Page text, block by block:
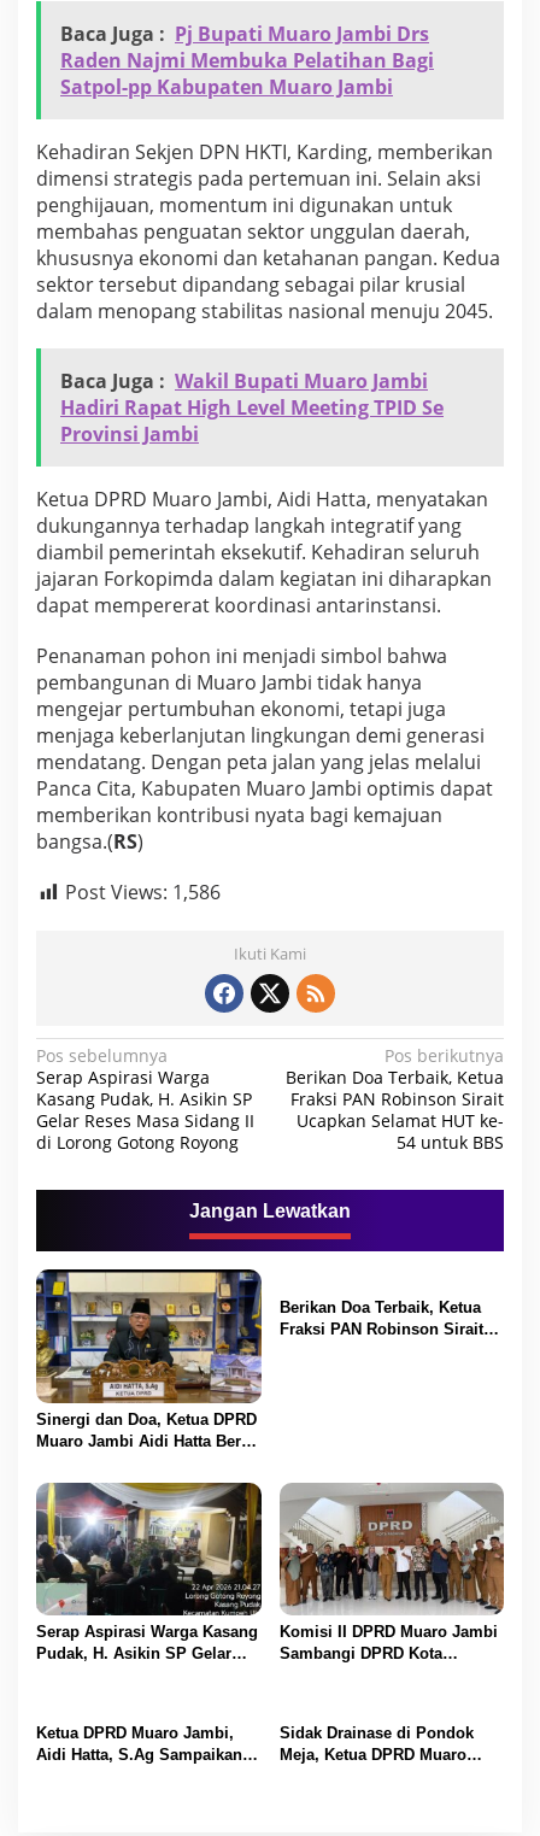
Baca Juga : Pj Bupati Muaro Jambi Drs
Raden Najmi Membuka Pelatihan Bagi
Satpol-pp Kabupaten Muaro Jambi
​Kehadiran Sekjen DPN HKTI, Karding, memberikan
dimensi strategis pada pertemuan ini. Selain aksi
penghijauan, momentum ini digunakan untuk
membahas penguatan sektor unggulan daerah,
khususnya ekonomi dan ketahanan pangan. Kedua
sektor tersebut dipandang sebagai pilar krusial
dalam menopang stabilitas nasional menuju 2045.
Baca Juga : Wakil Bupati Muaro Jambi
Hadiri Rapat High Level Meeting TPID Se
Provinsi Jambi
​Ketua DPRD Muaro Jambi, Aidi Hatta, menyatakan
dukungannya terhadap langkah integratif yang
diambil pemerintah eksekutif. Kehadiran seluruh
jajaran Forkopimda dalam kegiatan ini diharapkan
dapat mempererat koordinasi antarinstansi.
​Penanaman pohon ini menjadi simbol bahwa
pembangunan di Muaro Jambi tidak hanya
mengejar pertumbuhan ekonomi, tetapi juga
menjaga keberlanjutan lingkungan demi generasi
mendatang. Dengan peta jalan yang jelas melalui
Panca Cita, Kabupaten Muaro Jambi optimis dapat
memberikan kontribusi nyata bagi kemajuan
bangsa.(RS)
Post Views: 1,586
Ikuti Kami
N
a
v
g
s
i
p
o
s
Pos sebelumnya
Serap Aspirasi Warga
Kasang Pudak, H. Asikin SP
Gelar Reses Masa Sidang II
di Lorong Gotong Royong
Pos berikutnya
Berikan Doa Terbaik, Ketua
Fraksi PAN Robinson Sirait
Ucapkan Selamat HUT ke-
54 untuk BBS
Jangan Lewatkan
Sinergi dan Doa, Ketua DPRD
Muaro Jambi Aidi Hatta Beri
BBS
Berikan Doa Terbaik, Ketua
Fraksi PAN Robinson Sirait
Serap Aspirasi Warga Kasang
Pudak, H. Asikin SP Gelar
Komisi II DPRD Muaro Jambi
Sambangi DPRD Kota
Ketua DPRD Muaro Jambi,
Aidi Hatta, S.Ag Sampaikan
Sidak Drainase di Pondok
Meja, Ketua DPRD Muaro